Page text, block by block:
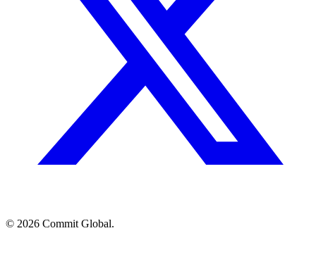
© 2026 Commit Global.